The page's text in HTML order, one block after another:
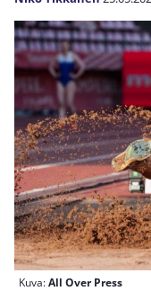
Kuva:All Over Press